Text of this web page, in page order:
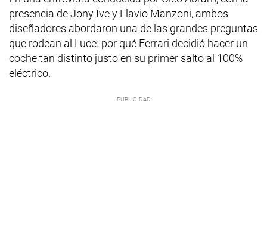
presencia de Jony Ive y Flavio Manzoni, ambos
diseñadores abordaron una de las grandes preguntas
que rodean al Luce: por qué Ferrari decidió hacer un
coche tan distinto justo en su primer salto al 100%
eléctrico.